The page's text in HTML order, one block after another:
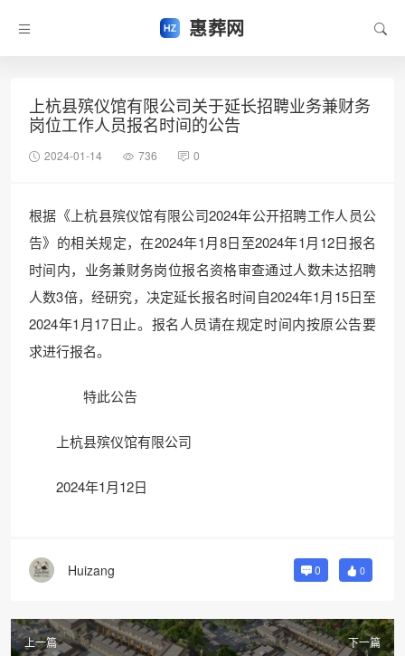
惠葬网
上杭县殡仪馆有限公司关于延长招聘业务兼财务
岗位工作人员报名时间的公告
2024-01-14 736 0
根据《上杭县殡仪馆有限公司2024年公开招聘工作人员公
告》的相关规定，在2024年1月8日至2024年1月12日报名
时间内，业务兼财务岗位报名资格审查通过人数未达招聘
人数3倍，经研究，决定延长报名时间自2024年1月15日至
2024年1月17日止。报名人员请在规定时间内按原公告要
求进行报名。
特此公告
上杭县殡仪馆有限公司
2024年1月12日
Huizang 0 0
上一篇
下一篇